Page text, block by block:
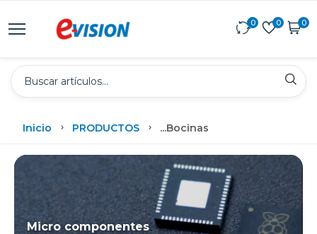
0 0 0
Inicio PRODUCTOS ...Bocinas
Micro componentes